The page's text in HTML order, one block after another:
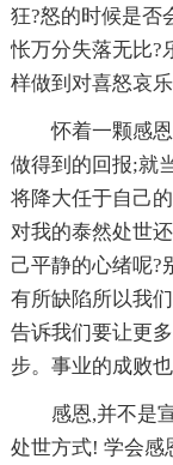
狂?怒的时候是否
怅万分失落无比?
样做到对喜怒哀
怀着一颗感
做得到的回报;就
将降大任于自己
对我的泰然处世
己平静的心绪呢?
有所缺陷所以我
告诉我们要让更
步。事业的成败也
感恩,并不是
处世方式! 学会感